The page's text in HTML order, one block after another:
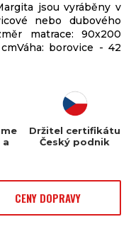
jsou vyráběny v
nebo dubového
matrace: 90x200
borovice - 42
a
Držitel certifikátu
Český podnik
CENY DOPRAVY